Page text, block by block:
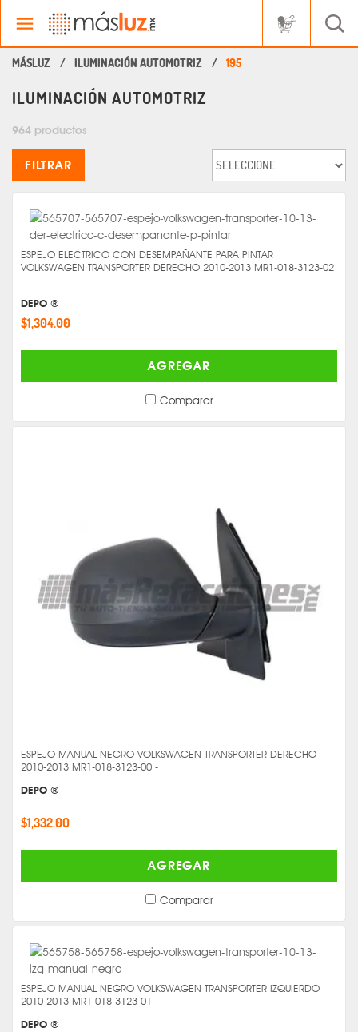
ILUMINACIÓN AUTOMOTRIZ 195
ILUMINACIÓN AUTOMOTRIZ
964 productos
FILTRAR
ESPEJO ELECTRICO CON DESEMPAÑANTE PARA PINTAR
VOLKSWAGEN TRANSPORTER DERECHO 2010-2013 MR1-018-3123-02
-
DEPO ®
$1,304.00
AGREGAR
Comparar
ESPEJO MANUAL NEGRO VOLKSWAGEN TRANSPORTER DERECHO
2010-2013 MR1-018-3123-00 -
DEPO ®
$1,332.00
AGREGAR
Comparar
ESPEJO MANUAL NEGRO VOLKSWAGEN TRANSPORTER IZQUIERDO
2010-2013 MR1-018-3123-01 -
DEPO ®